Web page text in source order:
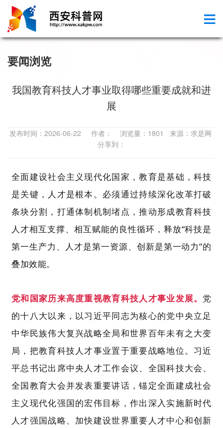
要闻浏览
我国教育科技人才事业取得哪些重要成就和进
展
发布时间：2026-06-22 作者： 浏览量：1801 来源：求是网
分享到：
全面建设社会主义现代化国家，教育是基础，科技
是关键，人才是根本。必须通过持续深化改革打破
条块分割，打通体制机制堵点，推动形成教育科技
人才相互支撑、相互赋能的良性循环，释放“科技是
第一生产力、人才是第一资源、创新是第一动力”的
叠加效能。
党和国家历来高度重视教育科技人才事业发展。 党
的十八大以来，以习近平同志为核心的党中央立足
中华民族伟大复兴战略全局和世界百年未有之大变
局，把教育科技人才事业置于重要战略地位。习近
平总书记出席中央人才工作会议、全国科技大会、
全国教育大会并发表重要讲话，锚定全面建成社会
主义现代化强国的宏伟目标，作出深入实施新时代
人才强国战略、加快建设世界重要人才中心和创新